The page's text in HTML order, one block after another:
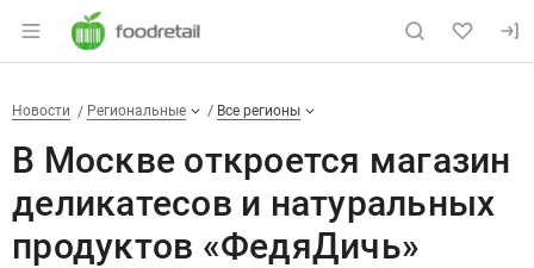
Раздел навигации по сайту
В Москве откроется магазин
Новости
Разделы
Новости Региональные Все регионы
В Москве откроется магазин
деликатесов и натуральных
продуктов «ФедяДичь»